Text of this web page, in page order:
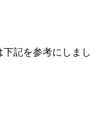
下記を参考にしまし